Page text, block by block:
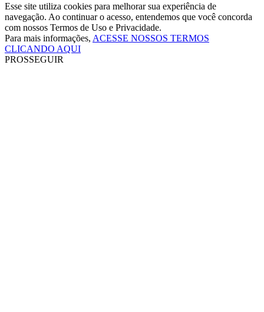
Esse site utiliza cookies para melhorar sua experiência de
navegação. Ao continuar o acesso, entendemos que você concorda
com nossos Termos de Uso e Privacidade.
Para mais informações, ACESSE NOSSOS TERMOS
CLICANDO AQUI
PROSSEGUIR